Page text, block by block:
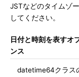
JSTなどのタイムゾ
してください。
日付と時刻を表すオ
ンス
datetime64クラス